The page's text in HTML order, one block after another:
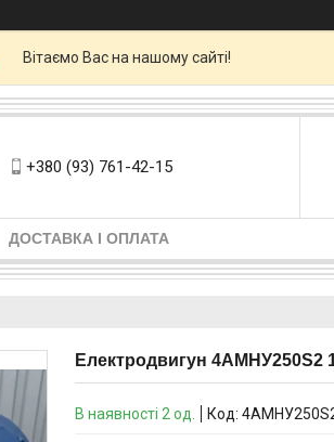
Вітаємо Вас на нашому сайті!
+380 (93) 761-42-15
ДОСТАВКА І ОПЛАТА
Електродвигун 4АМНУ250Ѕ2
В наявності 2 од. Код: